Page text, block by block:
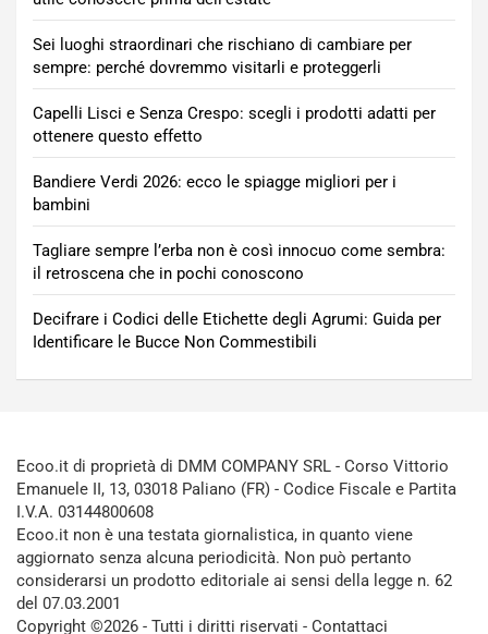
Sei luoghi straordinari che rischiano di cambiare per
sempre: perché dovremmo visitarli e proteggerli
Capelli Lisci e Senza Crespo: scegli i prodotti adatti per
ottenere questo effetto
Bandiere Verdi 2026: ecco le spiagge migliori per i
bambini
Tagliare sempre l’erba non è così innocuo come sembra:
il retroscena che in pochi conoscono
Decifrare i Codici delle Etichette degli Agrumi: Guida per
Identificare le Bucce Non Commestibili
Ecoo.it di proprietà di DMM COMPANY SRL - Corso Vittorio
Emanuele II, 13, 03018 Paliano (FR) - Codice Fiscale e Partita
I.V.A. 03144800608
Ecoo.it non è una testata giornalistica, in quanto viene
aggiornato senza alcuna periodicità. Non può pertanto
considerarsi un prodotto editoriale ai sensi della legge n. 62
del 07.03.2001
Copyright ©2026 - Tutti i diritti riservati - Contattaci